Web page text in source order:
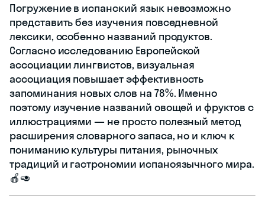
Погружение в испанский язык невозможно
представить без изучения повседневной
лексики, особенно названий продуктов.
Согласно исследованию Европейской
ассоциации лингвистов, визуальная
ассоциация повышает эффективность
запоминания новых слов на 78%. Именно
поэтому изучение названий овощей и фруктов с
иллюстрациями — не просто полезный метод
расширения словарного запаса, но и ключ к
пониманию культуры питания, рыночных
традиций и гастрономии испаноязычного мира.
🍎🥑